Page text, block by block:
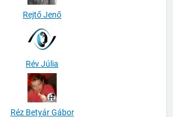
Rejtő Jenő
Rév Júlia
Réz Betyár Gábor